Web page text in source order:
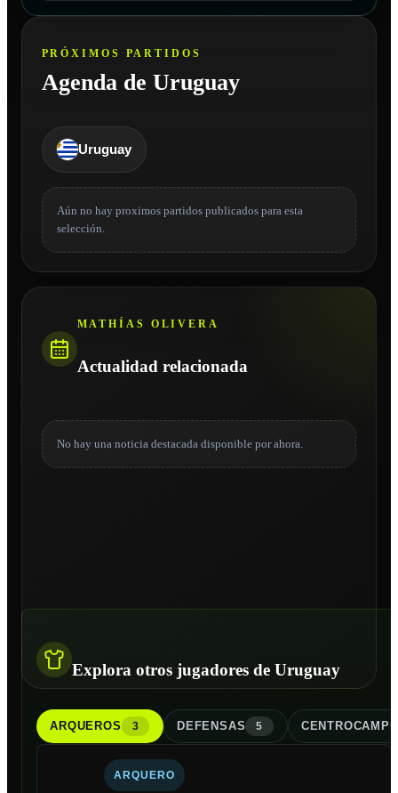
PRÓXIMOS PARTIDOS
Agenda de Uruguay
Uruguay
Aún no hay proximos partidos publicados para esta
selección.
MATHÍ­AS OLIVERA
Actualidad relacionada
No hay una noticia destacada disponible por ahora.
Explora otros jugadores de Uruguay
ARQUEROS 3 DEFENSAS 5
ARQUERO